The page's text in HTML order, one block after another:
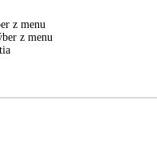
z menu
z menu